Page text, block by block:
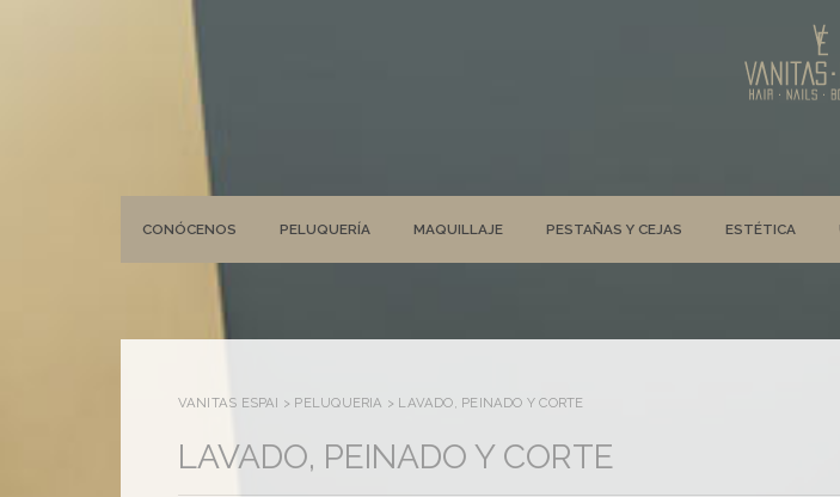
CONÓCENOS PELUQUERÍA MAQUILLAJE PESTAÑAS Y CEJAS ESTÉTICA
VANITAS ESPAI > PELUQUERÍA > LAVADO, PEINADO Y CORTE
LAVADO, PEINADO Y CORTE